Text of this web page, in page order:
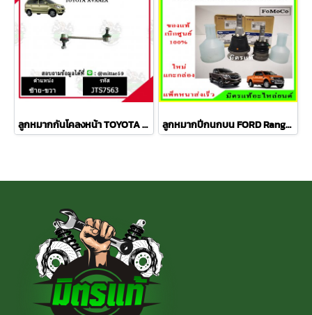
ลูกหมากกันโคลงหน้า TOYOTA AVANZA อเวนซ่า ปี 04-11ชุดช่วงล่าง TRW ราคาต่อคู่ ลูกหมากปีกนกบน FORD Ranger T6 / MAZDA BT50 PRO 2WD , 4WD